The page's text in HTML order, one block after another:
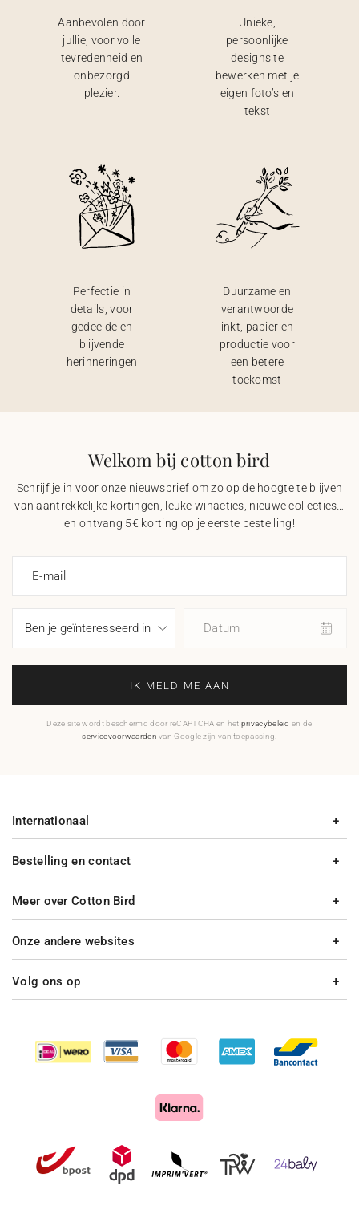
Aanbevolen door
jullie, voor volle
tevredenheid en
onbezorgd
plezier.
Unieke,
persoonlijke
designs te
bewerken met je
eigen foto’s en
tekst
Perfectie in
details, voor
gedeelde en
blijvende
herinneringen
Duurzame en
verantwoorde
inkt, papier en
productie voor
een betere
toekomst
Welkom bij cotton bird
Schrijf je in voor onze nieuwsbrief om zo op de hoogte te blijven
van aantrekkelijke kortingen, leuke winacties, nieuwe collecties…
en ontvang 5€ korting op je eerste bestelling!
E-mail
Datum
IK MELD ME AAN
Deze site wordt beschermd door reCAPTCHA en het privacybeleid en de
servicevoorwaarden van Google zijn van toepassing.
Bestelling en contact
Meer over Cotton Bird
Internationaal
Onze andere websites
Volg ons op